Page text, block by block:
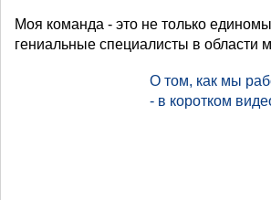
Моя команда - это не только
гениальные специалисты в области
О том, как мы
- в коротком